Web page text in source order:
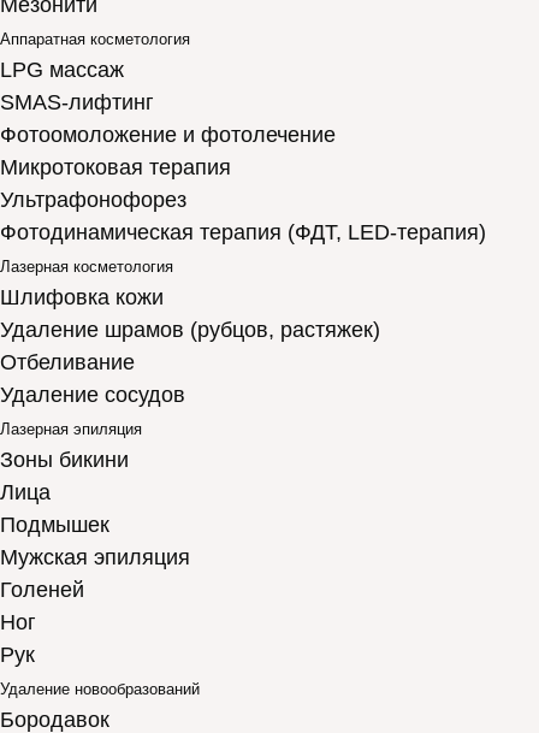
Мезонити
Аппаратная косметология
LPG массаж
SMAS-лифтинг
Фотоомоложение и фотолечение
Микротоковая терапия
Ультрафонофорез
Фотодинамическая терапия (ФДТ, LED-терапия)
Лазерная косметология
Шлифовка кожи
Удаление шрамов (рубцов, растяжек)
Отбеливание
Удаление сосудов
Лазерная эпиляция
Зоны бикини
Лица
Подмышек
Мужская эпиляция
Голеней
Ног
Рук
Удаление новообразований
Бородавок